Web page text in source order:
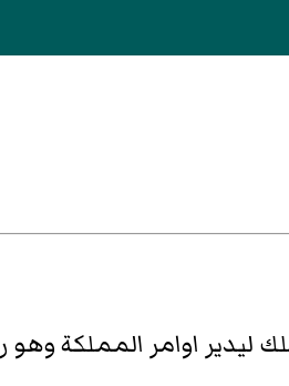
ليدير اوامر المملكة وهو